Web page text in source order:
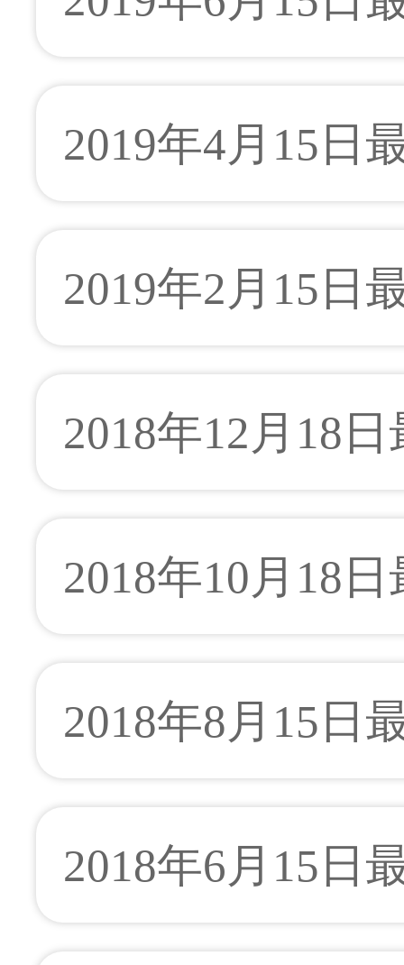
2019年4月15日
2019年2月15日
2018年12月18
2018年10月18
2018年8月15日
2018年6月15日